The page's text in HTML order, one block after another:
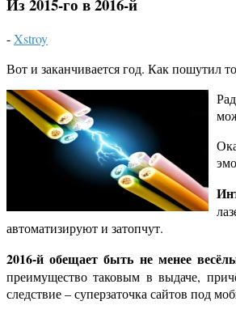
-Xstroy
Вот и заканчивается год. Как пошутил
автоматизируют и затопчут.
2016-й обещает быть не менее
преимущество таковым в выдаче,
следствие – суперзаточка сайтов под